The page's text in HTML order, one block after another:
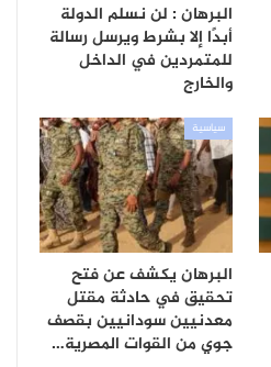
البرهان : لن نسلم الدولة
أبدًا إلا بشرط ويرسل رسالة
للمتمردين في الداخل
والخارج
سياسية
البرهان يكشف عن فتح
تحقيق في حادثة مقتل
معدنيين سودانيين بقصف
جوي من القوات المصرية…